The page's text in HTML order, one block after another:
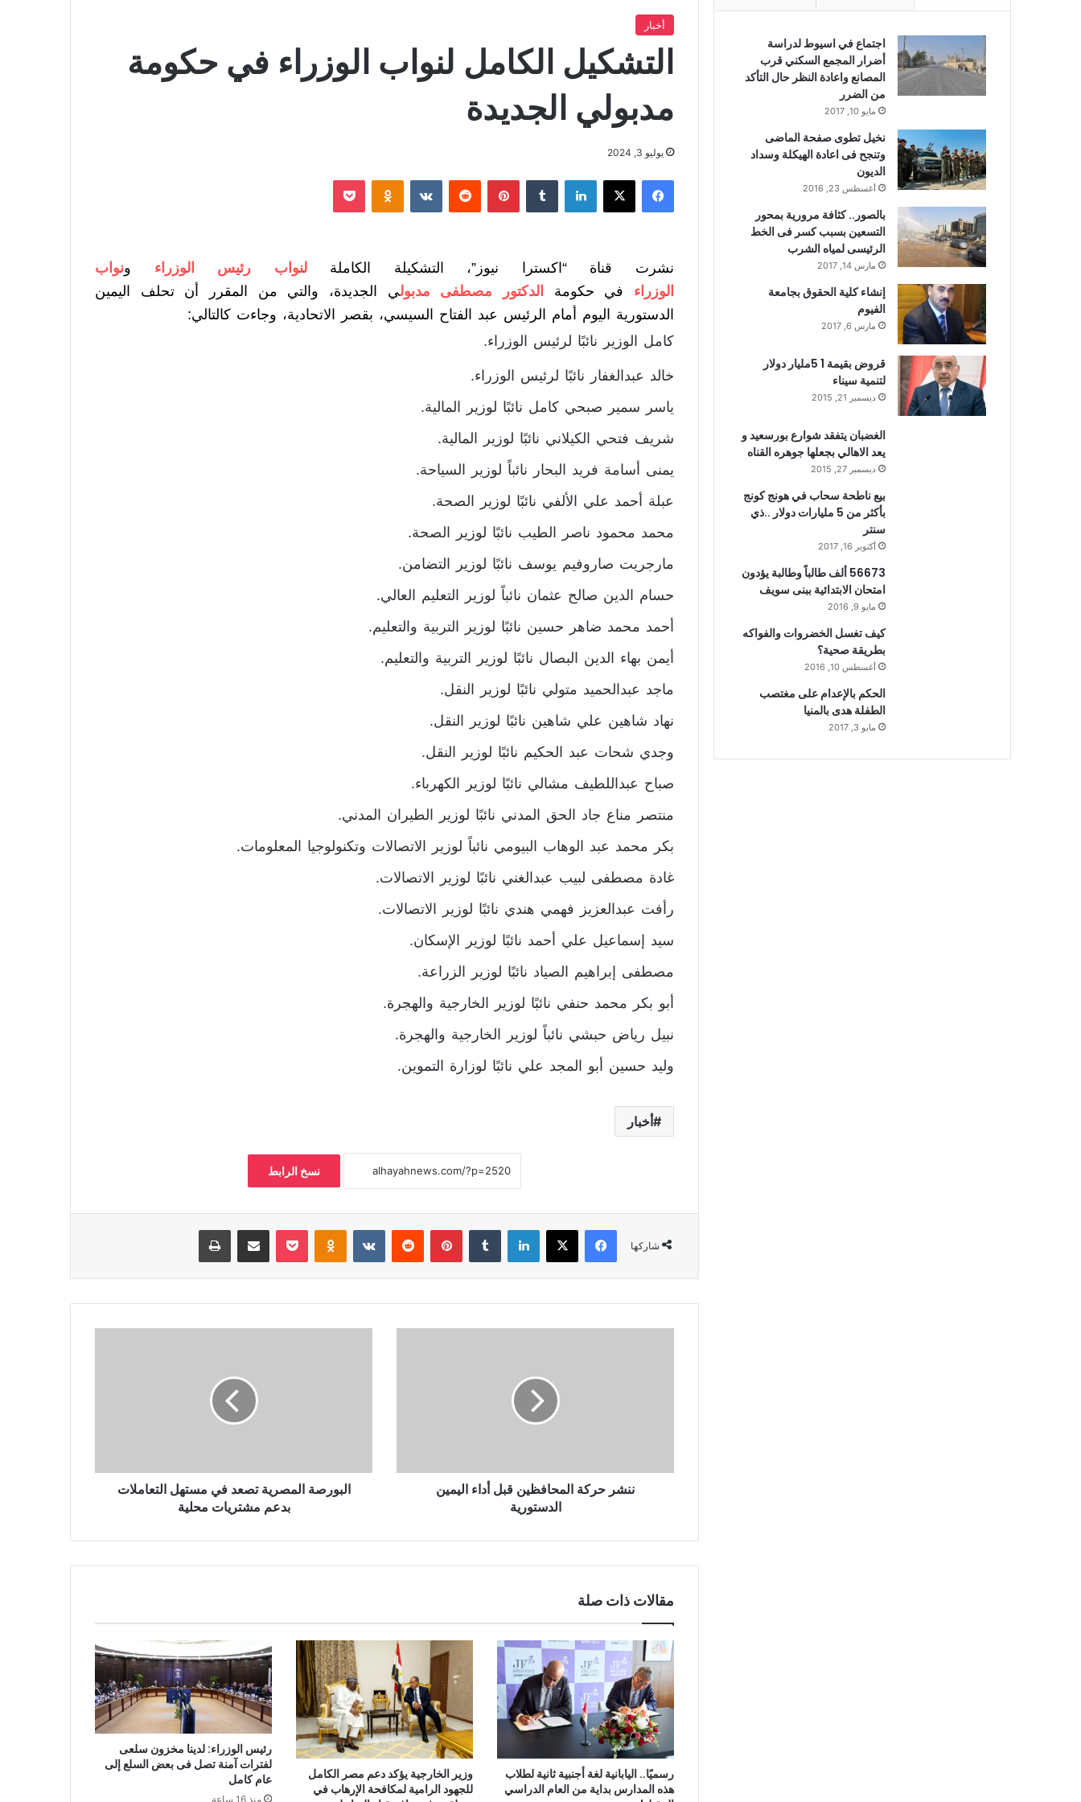
أخبار
التشكيل الكامل لنواب الوزراء في حكومة
مدبولي الجديدة
يوليو 3, 2024
فيسبوك لينكدإن بينتيريست
نشرت قناة “اكسترا نيوز”، التشكيلة الكاملة لنواب رئيس الوزراء ونواب
الوزراء في حكومة الدكتور مصطفى مدبولي الجديدة، والتي من المقرر أن تحلف اليمين
الدستورية اليوم أمام الرئيس عبد الفتاح السيسي، بقصر الاتحادية، وجاءت كالتالي:
كامل الوزير نائبًا لرئيس الوزراء.
خالد عبدالغفار نائبًا لرئيس الوزراء.
ياسر سمير صبحي كامل نائبًا لوزير المالية.
شريف فتحي الكيلاني نائبًا لوزير المالية.
يمنى أسامة فريد البحار نائباً لوزير السياحة.
عبلة أحمد علي الألفي نائبًا لوزير الصحة.
محمد محمود ناصر الطيب نائبًا لوزير الصحة.
مارجريت صاروفيم يوسف نائبًا لوزير التضامن.
حسام الدين صالح عثمان نائباً لوزير التعليم العالي.
أحمد محمد ضاهر حسين نائبًا لوزير التربية والتعليم.
أيمن بهاء الدين البصال نائبًا لوزير التربية والتعليم.
ماجد عبدالحميد متولي نائبًا لوزير النقل.
نهاد شاهين علي شاهين نائبًا لوزير النقل.
وجدي شحات عبد الحكيم نائبًا لوزير النقل.
صباح عبداللطيف مشالي نائبًا لوزير الكهرباء.
منتصر مناع جاد الحق المدني نائبًا لوزير الطيران المدني.
بكر محمد عبد الوهاب البيومي نائباً لوزير الاتصالات وتكنولوجيا المعلومات.
غادة مصطفى لبيب عبدالغني نائبًا لوزير الاتصالات.
رأفت عبدالعزيز فهمي هندي نائبًا لوزير الاتصالات.
سيد إسماعيل علي أحمد نائبًا لوزير الإسكان.
مصطفى إبراهيم الصياد نائبًا لوزير الزراعة.
أبو بكر محمد حنفي نائبًا لوزير الخارجية والهجرة.
نبيل رياض حبشي نائباً لوزير الخارجية والهجرة.
وليد حسين أبو المجد علي نائبًا لوزارة التموين.
أخبار
نسخ الرابط
شاركها
فيسبوك لينكدإن بينتيريست بوكيت
ننشر حركة المحافظين قبل أداء اليمين
الدستورية
البورصة المصرية تصعد في مستهل التعاملات
بدعم مشتريات محلية
مقالات ذات صلة
رسميًا.. اليابانية لغة أجنبية ثانية لطلاب
هذه المدارس بداية من العام الدراسي
وزير الخارجية يؤكد دعم مصر الكامل
للجهود الرامية لمكافحة الإرهاب في
رئيس الوزراء: لدينا مخزون سلعى
لفترات آمنة تصل فى بعض السلع إلى
عام كامل
منذ 16 ساعة
اجتماع في اسيوط لدراسة
أضرار المجمع السكني قرب
المصانع واعادة النظر حال التأكد
من الضرر
مايو 10, 2017
نخيل تطوى صفحة الماضى
وتنجح فى اعادة الهيكلة وسداد
الديون
أغسطس 23, 2016
بالصور.. كثافة مرورية بمحور
التسعين بسبب كسر فى الخط
الرئيسى لمياه الشرب
مارس 14, 2017
إنشاء كلية الحقوق بجامعة
الفيوم
مارس 6, 2017
قروض بقيمة 1 5مليار دولار
لتنمية سيناء
ديسمبر 21, 2015
الغضبان يتفقد شوارع بورسعيد و
يعد الاهالي بجعلها جوهره القناه
ديسمبر 27, 2015
بيع ناطحة سحاب في هونج كونج
بأكثر من 5 مليارات دولار ..ذي
سنتر
أكتوبر 16, 2017
56673 ألف طالباً وطالبة يؤدون
امتحان الابتدائية ببنى سويف
مايو 9, 2016
كيف تغسل الخضروات والفواكه
بطريقة صحية؟
أغسطس 10, 2016
الحكم بالإعدام على مغتصب
الطفلة هدى بالمنيا
مايو 3, 2017